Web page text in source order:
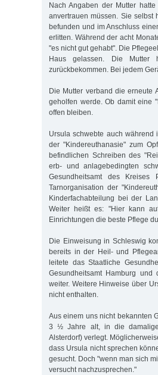
Nach Angaben der Mutter
anvertrauen müssen. Sie selbst
befunden und im Anschluss
erlitten. Während der acht
"es nicht gut gehabt". Die
Haus gelassen. Die Mutter
zurückbekommen. Bei jedem
Die Mutter verband die erneute
geholfen werde. Ob damit eine
offen bleiben.
Ursula schwebte auch während
der "Kindereuthanasie" zum
befindlichen Schreiben des
erb- und anlagebedingten
Gesundheitsamt des
Tarnorganisation der
Kinderfachabteilung bei der
Weiter heißt es: "Hier kann
Einrichtungen die beste Pflege
Die Einweisung in Schleswig
bereits in der Heil- und
leitete das Staatliche
Gesundheitsamt Hamburg
weiter. Weitere Hinweise über
nicht enthalten.
Aus einem uns nicht bekannten
3 ½ Jahre alt, in die
Alsterdorf) verlegt.
dass Ursula nicht sprechen
gesucht. Doch "wenn man sich
versucht nachzusprechen."